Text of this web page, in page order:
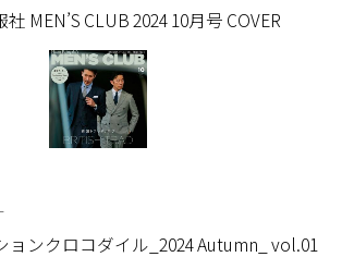
MEN’S CLUB 2024 10月号 COVER
ョンクロコダイル_2024 Autumn_ vol.01